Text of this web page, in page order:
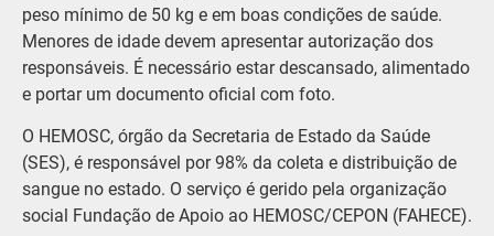
peso mínimo de 50 kg e em boas condições de saúde.
Menores de idade devem apresentar autorização dos
responsáveis. É necessário estar descansado, alimentado
e portar um documento oficial com foto.
O HEMOSC, órgão da Secretaria de Estado da Saúde
(SES), é responsável por 98% da coleta e distribuição de
sangue no estado. O serviço é gerido pela organização
social Fundação de Apoio ao HEMOSC/CEPON (FAHECE).